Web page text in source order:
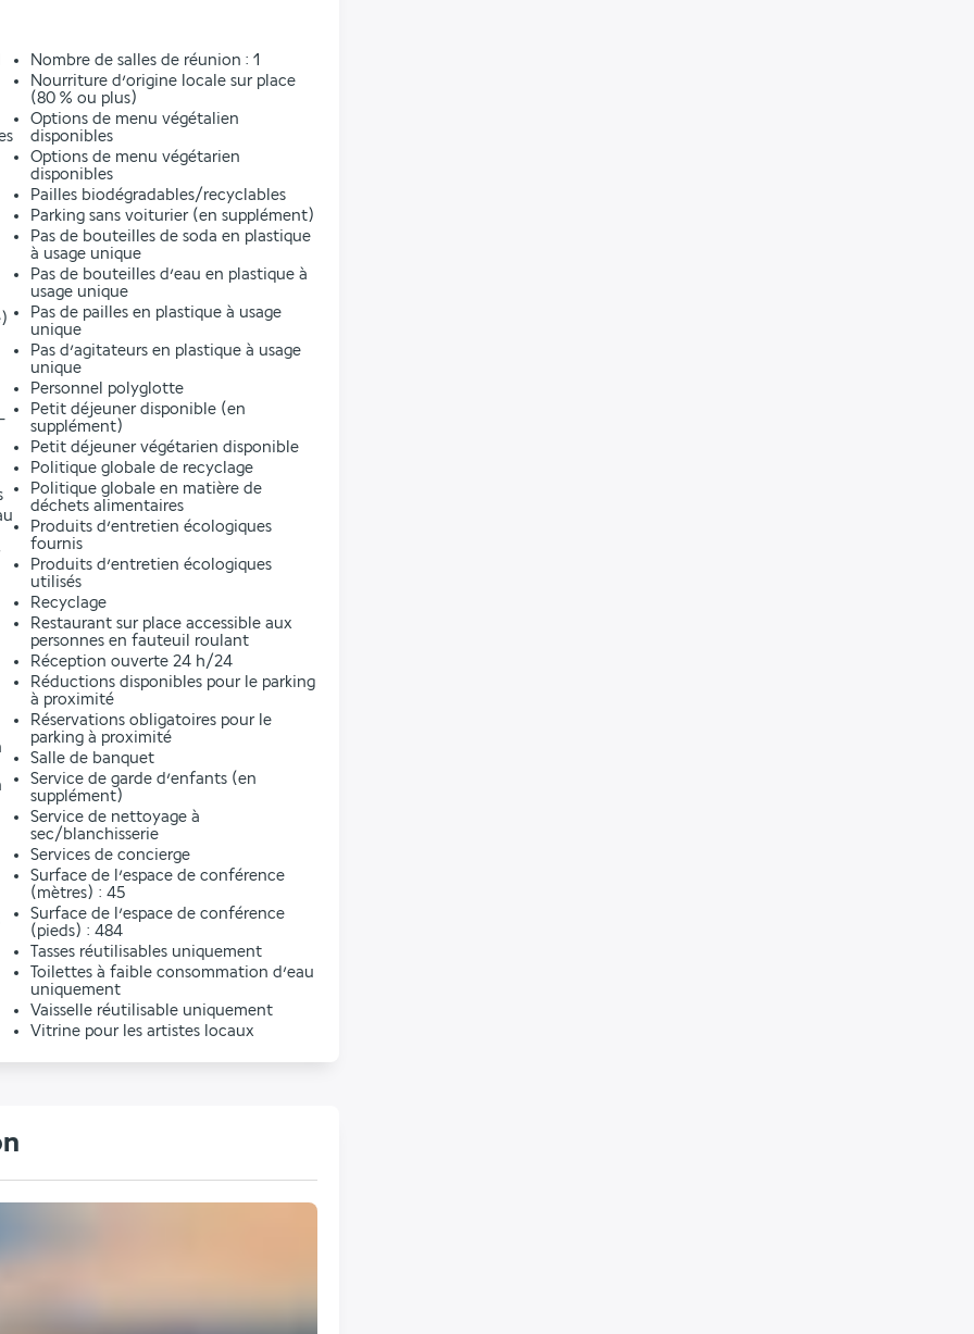
Nombre de salles de réunion : 1
Nourriture d’origine locale sur place
(80 % ou plus)
Options de menu végétalien
disponibles
Options de menu végétarien
disponibles
Pailles biodégradables/recyclables
Parking sans voiturier (en supplément)
Pas de bouteilles de soda en plastique
à usage unique
Pas de bouteilles d’eau en plastique à
usage unique
Pas de pailles en plastique à usage
unique
Pas d’agitateurs en plastique à usage
unique
Personnel polyglotte
Petit déjeuner disponible (en
supplément)
Petit déjeuner végétarien disponible
Politique globale de recyclage
Politique globale en matière de
déchets alimentaires
Produits d’entretien écologiques
fournis
Produits d’entretien écologiques
utilisés
Recyclage
Restaurant sur place accessible aux
personnes en fauteuil roulant
Réception ouverte 24 h/24
Réductions disponibles pour le parking
à proximité
Réservations obligatoires pour le
parking à proximité
Salle de banquet
Service de garde d’enfants (en
supplément)
Service de nettoyage à
sec/blanchisserie
Services de concierge
Surface de l’espace de conférence
(mètres) : 45
Surface de l’espace de conférence
(pieds) : 484
Tasses réutilisables uniquement
Toilettes à faible consommation d’eau
uniquement
Vaisselle réutilisable uniquement
Vitrine pour les artistes locaux